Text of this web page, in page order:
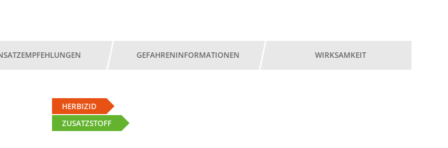
GEFAHRENINFORMATIONEN WIRKSAMKEIT
HERBIZID
ZUSATZSTOFF